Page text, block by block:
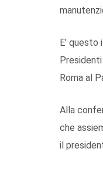
E’
Roma al
Alla
che
il